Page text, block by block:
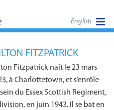
English
FITZPATRICK
Fitzpatrick naît le 23 mars
à Charlottetown, et s’enrôle
du Essex Scottish Regiment,
en juin 1943. Il se bat en